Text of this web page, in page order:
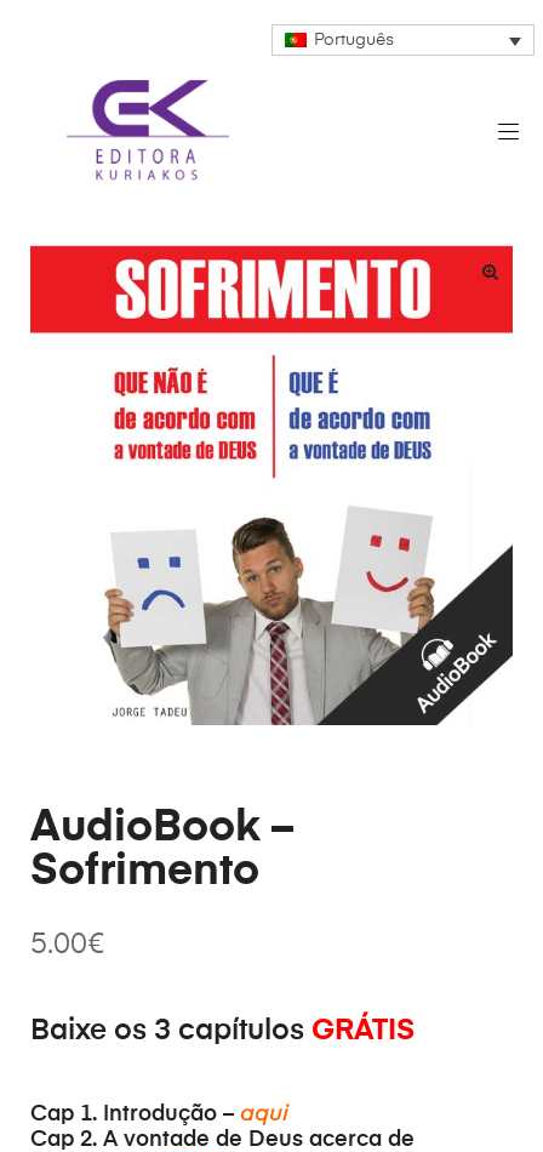
Português
AudioBook –
Sofrimento
5.00€
Baixe os 3 capítulos GRÁTIS
Cap 1. Introdução – aqui
Cap 2. A vontade de Deus acerca de